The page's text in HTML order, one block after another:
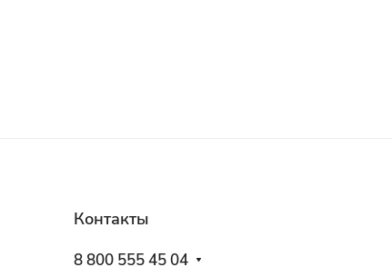
Контакты
8 800 555 45 04